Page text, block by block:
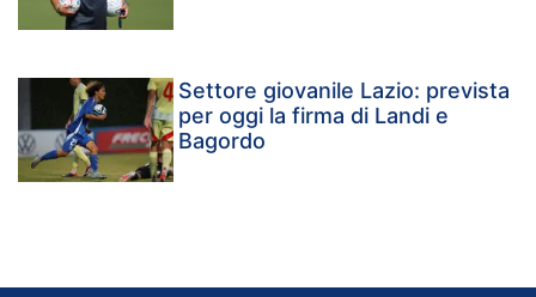
Settore giovanile Lazio: prevista
per oggi la firma di Landi e
Bagordo